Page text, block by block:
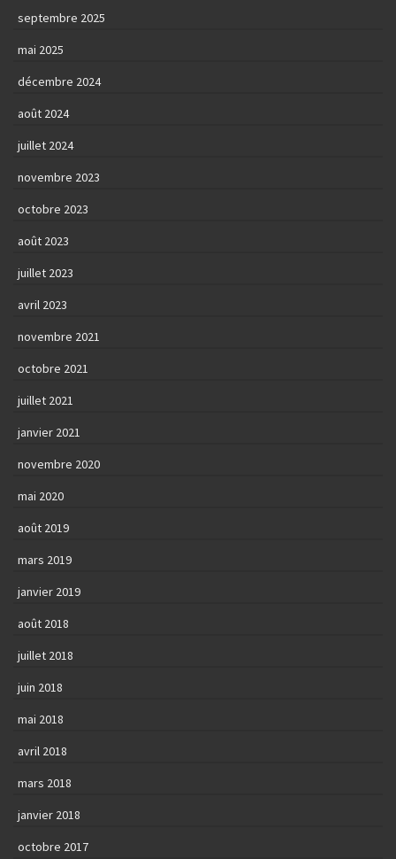
septembre 2025
mai 2025
décembre 2024
août 2024
juillet 2024
novembre 2023
octobre 2023
août 2023
juillet 2023
avril 2023
novembre 2021
octobre 2021
juillet 2021
janvier 2021
novembre 2020
mai 2020
août 2019
mars 2019
janvier 2019
août 2018
juillet 2018
juin 2018
mai 2018
avril 2018
mars 2018
janvier 2018
octobre 2017